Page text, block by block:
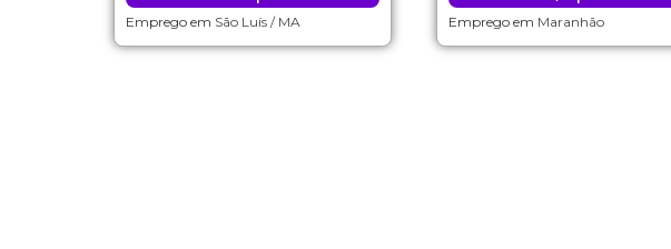
Emprego em São Luís / MA
Emprego em Maranhão